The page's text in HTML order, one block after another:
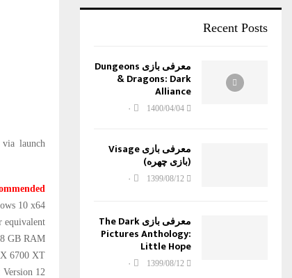
launch
10 x64
equivalent
GB RAM
6700 XT
Version 12
Recent Posts
معرفی بازی Dungeons
& Dragons: Dark
Alliance
1400/04/04 ۰
معرفی بازی Visage
(بازی چهره)
1399/08/12 ۰
معرفی بازی The Dark
Pictures Anthology:
Little Hope
1399/08/12 ۰